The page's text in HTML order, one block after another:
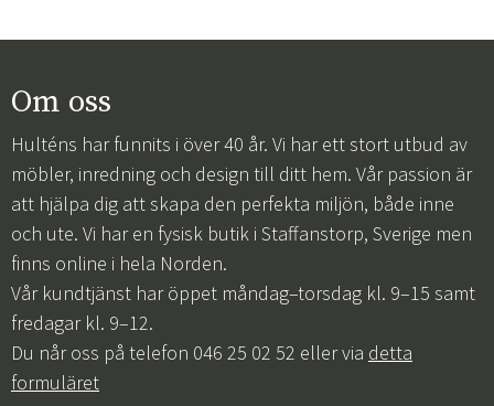
Om oss
Hulténs har funnits i över 40 år. Vi har ett stort utbud av
möbler, inredning och design till ditt hem. Vår passion är
att hjälpa dig att skapa den perfekta miljön, både inne
och ute. Vi har en fysisk butik i Staffanstorp, Sverige men
finns online i hela Norden.
Vår kundtjänst har öppet måndag–torsdag kl. 9–15 samt
fredagar kl. 9–12.
Du når oss på telefon 046 25 02 52 eller via detta
formuläret